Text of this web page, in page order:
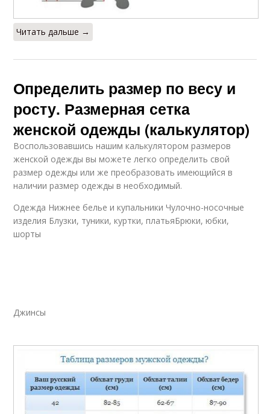
Читать дальше →
Определить размер по весу и
росту. Размерная сетка
женской одежды (калькулятор)
Воспользовавшись нашим калькулятором размеров
женской одежды вы можете легко определить свой
размер одежды или же преобразовать имеющийся в
наличии размер одежды в необходимый.
Одежда Нижнее белье и купальники Чулочно-носочные
изделия Блузки, туники, куртки, платьяБрюки, юбки,
шорты
Джинсы